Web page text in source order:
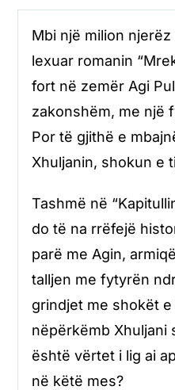
Mbi një milion
lexuar romanin
fort në zemër Agi
zakonshëm, me një
Por të gjithë e
Xhuljanin, shokun e
Tashmë në
do të na rrëfejë
parë me Agin,
talljen me fytyrën
grindjet me shokët
nëpërkëmb Xhuljani
është vërtet i lig ai
në këtë mes?